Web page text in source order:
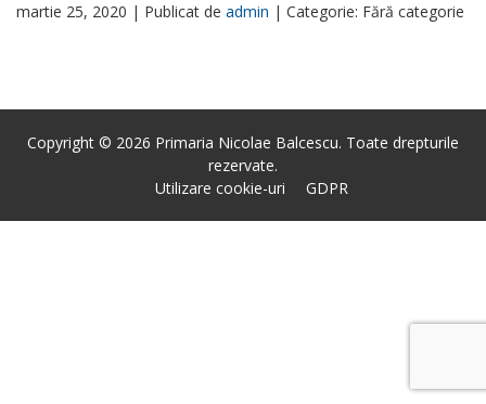
martie 25, 2020 | Publicat de admin | Categorie: Fără categorie
Copyright © 2026 Primaria Nicolae Balcescu. Toate drepturile
rezervate.
Utilizare cookie-uri
GDPR